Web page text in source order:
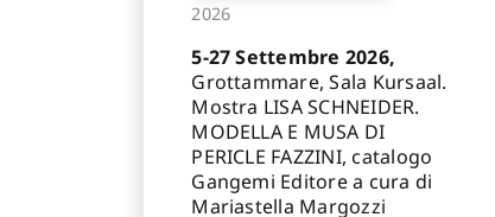
2026
5-27 Settembre 2026,
Grottammare, Sala Kursaal.
Mostra LISA SCHNEIDER.
MODELLA E MUSA DI
PERICLE FAZZINI, catalogo
Gangemi Editore a cura di
Mariastella Margozzi